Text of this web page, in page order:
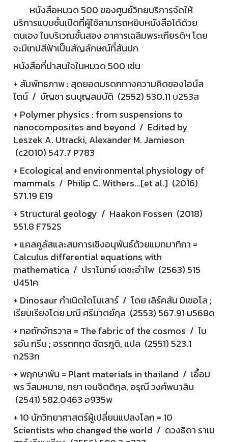
หนังสือหมวด 500 ของศูนย์วิทยบริการจัดให้
บริการแบบชั้นเปิดที่ผู้ใช้สามารถหยิบหนังสือได้ด้วย
ตนเอง ในบริเวณชั้นสอง อาคารเฉลิมพระเกียรติฯ โดย
จะมีเทปสีฟ้าเป็นสัญลักษณ์ที่สันปก
หนังสือที่น่าสนใจในหมวด 500 เช่น
+ สัมพัทธภาพ : สุดยอดมรดกทางความคิดของไอน์ส
ไตน์ / บัญชา ธนบุญสมบัติ (2552) 530.11 บ253ส
+ Polymer physics : from suspensions to
nanocomposites and beyond / Edited by
Leszek A. Utracki, Alexander M. Jamieson
(c2010) 547.7 P783
+ Ecological and environmental physiology of
mammals / Philip C. Withers...[et al.] (2016)
571.19 E19
+ Structural geology / Haakon Fossen (2018)
551.8 F752S
+ แคลคูลัสและสมการเชิงอนุพันธ์ด้วยแมทมาทิกา =
Calculus differential equations with
mathematica / ปราโมทย์ เดชะอำไพ (2563) 515
ป451ค
+ Dinosaur กำเนิดไดโนเสาร์ / โดย เลิร์คสัน มิเชอโล ;
เรียบเรียงโดย มณี ศรีมาตย์กุล (2553) 567.91 ม568ด
+ ทอถักจักรวาล = The fabric of the cosmos / ไบ
รอัน กรีน ; อรรถกฤต ฉัตรภูติ, แปล (2551) 523.1
ก253ท
+ พฤกษาพัน = Plant materials in thailand / เอื้อม
พร วีสมหมาย, ทยา เจนจิตติกุล, อรุณี วงศ์พนาสิน
(2541) 582.0463 อ935พ
+ 10 นักวิทยาศาสตร์ผู้เปลี่ยนแปลงโลก = 10
Scientists who changed the world / ดวงธิดา ราเม